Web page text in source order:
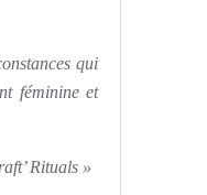
qui
féminine et
Rituals »